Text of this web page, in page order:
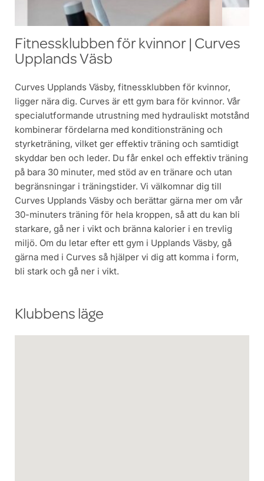
Fitnessklubben för kvinnor | Curves
Upplands Väsb
Curves Upplands Väsby, fitnessklubben för kvinnor,
ligger nära dig. Curves är ett gym bara för kvinnor. Vår
specialutformande utrustning med hydrauliskt motstånd
kombinerar fördelarna med konditionsträning och
styrketräning, vilket ger effektiv träning och samtidigt
skyddar ben och leder. Du får enkel och effektiv träning
på bara 30 minuter, med stöd av en tränare och utan
begränsningar i träningstider. Vi välkomnar dig till
Curves Upplands Väsby och berättar gärna mer om vår
30-minuters träning för hela kroppen, så att du kan bli
starkare, gå ner i vikt och bränna kalorier i en trevlig
miljö. Om du letar efter ett gym i Upplands Väsby, gå
gärna med i Curves så hjälper vi dig att komma i form,
bli stark och gå ner i vikt.
Klubbens läge